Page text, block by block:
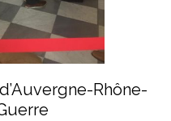
Rhône-